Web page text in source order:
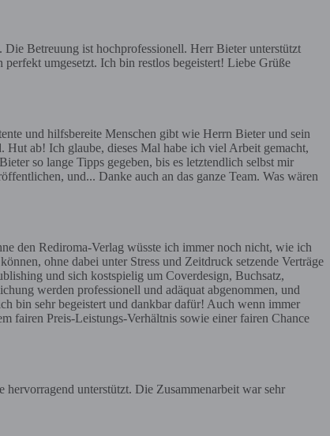
Betreuung ist hochprofessionell. Herr Bieter unterstützt
umgesetzt. Ich bin restlos begeistert! Liebe Grüße
und hilfsbereite Menschen gibt wie Herrn Bieter und sein
Hut ab! Ich glaube, dieses Mal habe ich viel Arbeit gemacht,
so lange Tipps gegeben, bis es letztendlich selbst mir
und... Danke auch an das ganze Team. Was wären
den Rediroma-Verlag wüsste ich immer noch nicht, wie ich
ohne dabei unter Stress und Zeitdruck setzende Verträge
und sich kostspielig um Coverdesign, Buchsatz,
werden professionell und adäquat abgenommen, und
bin sehr begeistert und dankbar dafür! Auch wenn immer
fairen Preis-Leistungs-Verhältnis sowie einer fairen Chance
unterstützt. Die Zusammenarbeit war sehr